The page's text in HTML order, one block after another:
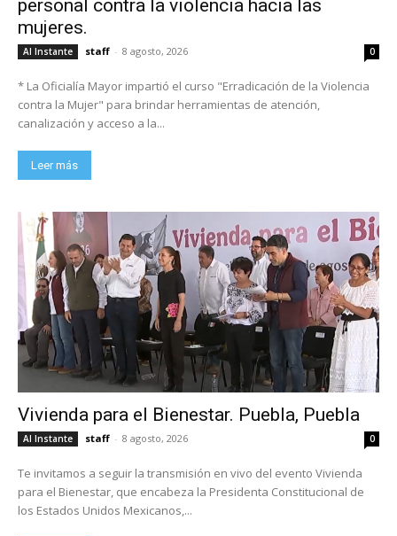
personal contra la violencia hacia las
mujeres.
Al Instante staff - 8 agosto, 2026 0
* La Oficialía Mayor impartió el curso "Erradicación de la Violencia
contra la Mujer" para brindar herramientas de atención,
canalización y acceso a la...
Leer más
Vivienda para el Bienestar. Puebla, Puebla
Al Instante staff - 8 agosto, 2026 0
Te invitamos a seguir la transmisión en vivo del evento Vivienda
para el Bienestar, que encabeza la Presidenta Constitucional de
los Estados Unidos Mexicanos,...